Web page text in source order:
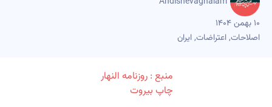
۱۰ بهمن ۱۴۰۴
اصلاحات,اعتراضات,ایران
منبع : روزنامه النهار
چاپ بیروت